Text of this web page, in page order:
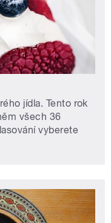
jídla. Tento rok
všech 36
vyberete